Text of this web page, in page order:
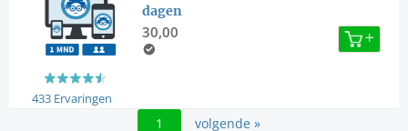
433 Ervaringen
dagen
30,00
1 volgende »